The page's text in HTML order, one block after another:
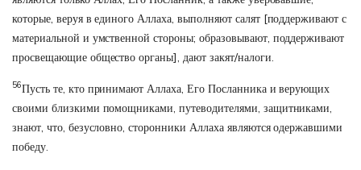
которые, веруя в единого Аллаха, выполняют салят [поддерживают с
материальной и умственной стороны; образовывают, поддерживают
просвещающие общество органы], дают закят/налоги.
56Пусть те, кто принимают Аллаха, Его Посланника и верующих
своими близкими помощниками, путеводителями, защитниками,
знают, что, безусловно, сторонники Аллаха являются одержавшими
победу.